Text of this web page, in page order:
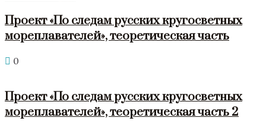
Проект «По следам русских кругосветных
мореплавателей», теоретическая часть
0
Проект «По следам русских кругосветных
мореплавателей», теоретическая часть 2